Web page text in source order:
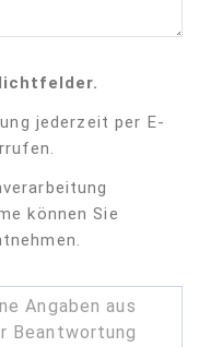
jederzeit per E-
können Sie
Angaben aus
Beantwortung